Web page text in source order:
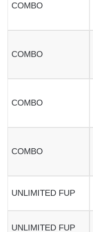
COMBO
COMBO
COMBO
COMBO
UNLIMITED FUP
UNLIMITED FUP